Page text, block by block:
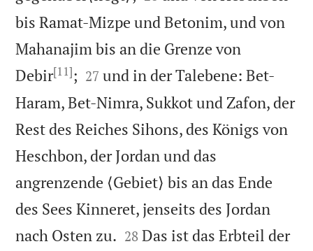
bis Ramat-Mizpe und Betonim, und von
Mahanajim bis an die Grenze von
Debir[11]; 

27 und in der Talebene: Bet-
Haram, Bet-Nimra, Sukkot und Zafon, der
Rest des Reiches Sihons, des Königs von
Heschbon, der Jordan und das
angrenzende ⟨Gebiet⟩ bis an das Ende
des Sees Kinneret, jenseits des Jordan
nach Osten zu. 

28 Das ist das Erbteil der